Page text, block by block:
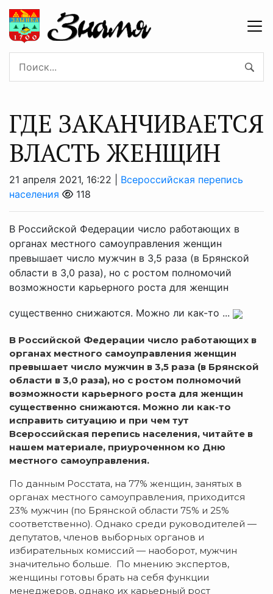
ГДЕ ЗАКАНЧИВАЕТСЯ
ВЛАСТЬ ЖЕНЩИН
21 апреля 2021, 16:22 | Всероссийская перепись
населения
118
В Российской Федерации число работающих в
органах местного самоуправления женщин
превышает число мужчин в 3,5 раза (в Брянской
области в 3,0 раза), но с ростом полномочий
возможности карьерного роста для женщин
существенно снижаются. Можно ли как-то ...
В Российской Федерации число работающих в
органах местного самоуправления женщин
превышает число мужчин в 3,5 раза (в Брянской
области в 3,0 раза), но с ростом полномочий
возможности карьерного роста для женщин
существенно снижаются. Можно ли как-то
исправить ситуацию и при чем тут
Всероссийская перепись населения, читайте в
нашем материале, приуроченном ко Дню
местного самоуправления.
По данным Росстата, на 77% женщин, занятых в
органах местного самоуправления, приходится
23% мужчин (по Брянской области 75% и 25%
соответственно). Однако среди руководителей —
депутатов, членов выборных органов и
избирательных комиссий — наоборот, мужчин
значительно больше. По мнению экспертов,
женщины готовы брать на себя функции
менеджеров, однако их карьерный рост